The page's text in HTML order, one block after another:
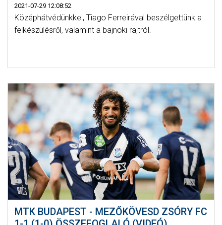
2021-07-29 12:08:52
Középhátvédünkkel, Tiago Ferreirával beszélgettünk a
felkészülésről, valamint a bajnoki rajtról.
MTK BUDAPEST - MEZŐKÖVESD ZSÓRY FC